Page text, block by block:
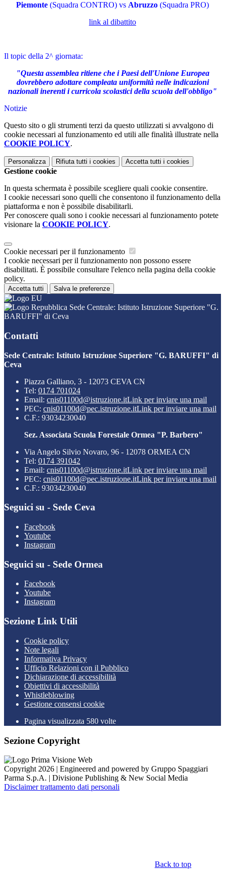
Piemonte (Squadra CONTRO) vs Abruzzo (Squadra PRO)
link al dibattito
Il topic della 2^ giornata:
"Questa assemblea ritiene che i Paesi dell'Unione Europea
dovrebbero adottare compleata uniformità nelle indicazioni
nazionali inerenti i curricola scolastici della scuola dell'obbligo"
Notizie
Questo sito o gli strumenti terzi da questo utilizzati si avvalgono di
cookie necessari al funzionamento ed utili alle finalità illustrate nella
COOKIE POLICY.
Personalizza Rifiuta tutti i cookies Accetta tutti i cookies
Gestione cookie
In questa schermata è possibile scegliere quali cookie consentire.
I cookie necessari sono quelli che consentono il funzionamento della
piattaforma e non è possibile disabilitarli.
Per conoscere quali sono i cookie necessari al funzionamento potete
visionare la COOKIE POLICY.
Cookie necessari per il funzionamento
I cookie necessari per il funzionamento non possono essere
disabilitati. È possibile consultare l'elenco nella pagina della cookie
policy.
Accetta tutti Salva le preferenze
Sede Centrale: Istituto Istruzione Superiore "G.
BARUFFI" di Ceva
Contatti
Sede Centrale: Istituto Istruzione Superiore "G. BARUFFI" di
Ceva
Piazza Galliano, 3 - 12073 CEVA CN
Tel: 0174 701024
Email: cnis01100d@istruzione.itLink per inviare una mail
PEC: cnis01100d@pec.istruzione.itLink per inviare una mail
C.F.: 93034230040
Sez. Associata Scuola Forestale Ormea "P. Barbero"
Via Angelo Silvio Novaro, 96 - 12078 ORMEA CN
Tel: 0174 391042
Email: cnis01100d@istruzione.itLink per inviare una mail
PEC: cnis01100d@pec.istruzione.itLink per inviare una mail
C.F.: 93034230040
Seguici su - Sede Ceva
Facebook
Youtube
Instagram
Seguici su - Sede Ormea
Facebook
Youtube
Instagram
Sezione Link Utili
Cookie policy
Note legali
Informativa Privacy
Ufficio Relazioni con il Pubblico
Dichiarazione di accessibilità
Obiettivi di accessibilità
Whistleblowing
Gestione consensi cookie
Pagina visualizzata 580 volte
Sezione Copyright
Copyright 2026 | Engineered and powered by Gruppo Spaggiari
Parma S.p.A. | Divisione Publishing & New Social Media
Disclaimer trattamento dati personali
Back to top